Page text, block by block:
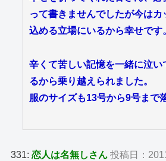
って書きませんでしたが今はカ
込める立場にいるから幸せです
辛くて苦しい記憶を一緒に泣い
るから乗り越えられました。
服のサイズも13号から9号まで
331:恋人は名無しさん 投稿日：